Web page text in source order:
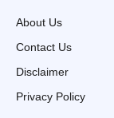
About Us
Contact Us
Disclaimer
Privacy Policy